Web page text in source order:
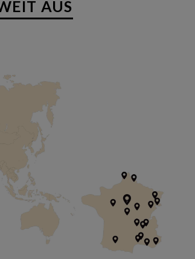
AUS